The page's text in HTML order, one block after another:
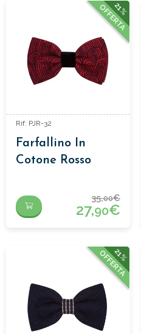
21%
OFFERTA
Rif: PJR-32
Farfallino In
Cotone Rosso
35,00€
27,90€
21%
OFFERTA